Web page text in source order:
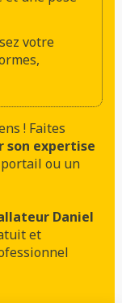
votre
! Faites
son expertise
ou un
Daniel
et